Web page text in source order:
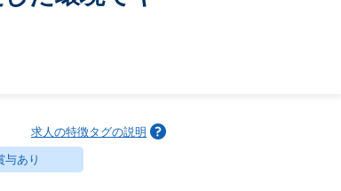
求人の特徴タグの説明
与あり